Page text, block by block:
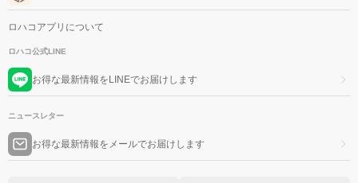
ロハコアプリについて
ロハコ公式LINE
お得な最新情報をLINEでお届けします
ニュースレター
お得な最新情報をメールでお届けします